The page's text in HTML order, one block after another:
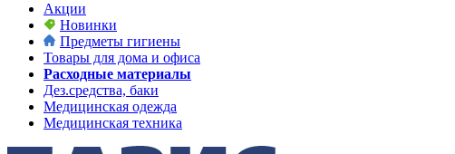
Акции
Новинки
Предметы гигиены
Товары для дома и офиса
Расходные материалы
Дез.средства, баки
Медицинская одежда
Медицинская техника